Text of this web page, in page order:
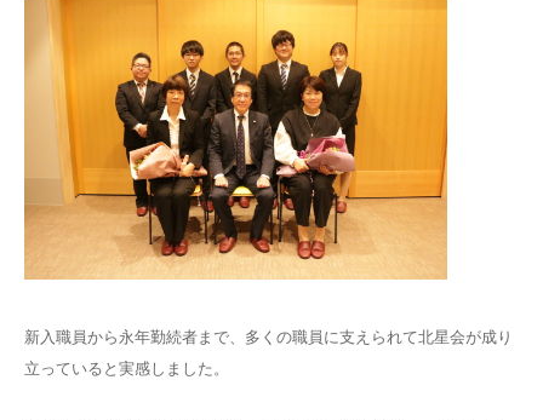
新入職員から永年勤続者まで、多くの職員に支えられて北星会が成り
立っていると実感しました。